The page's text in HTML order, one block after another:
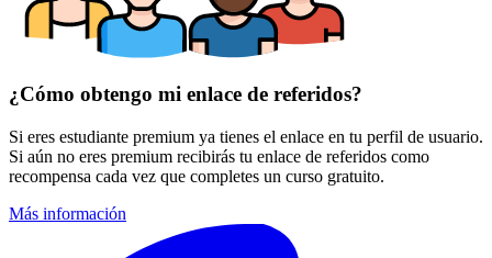
¿Cómo obtengo mi enlace de referidos?
Si eres estudiante premium ya tienes el enlace en tu perfil de usuario.
Si aún no eres premium recibirás tu enlace de referidos como
recompensa cada vez que completes un curso gratuito.
Más información